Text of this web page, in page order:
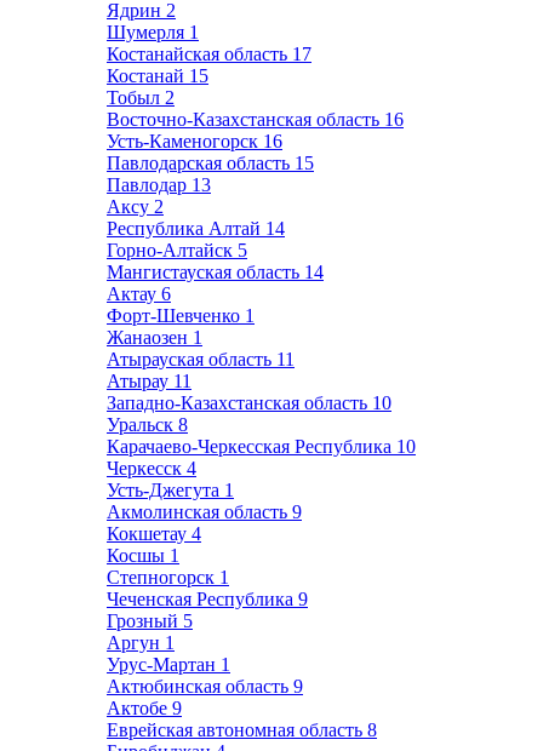
Ядрин 2
Шумерля 1
Костанайская область 17
Костанай 15
Тобыл 2
Восточно-Казахстанская область 16
Усть-Каменогорск 16
Павлодарская область 15
Павлодар 13
Аксу 2
Республика Алтай 14
Горно-Алтайск 5
Мангистауская область 14
Актау 6
Форт-Шевченко 1
Жанаозен 1
Атырауская область 11
Атырау 11
Западно-Казахстанская область 10
Уральск 8
Карачаево-Черкесская Республика 10
Черкесск 4
Усть-Джегута 1
Акмолинская область 9
Кокшетау 4
Косшы 1
Степногорск 1
Чеченская Республика 9
Грозный 5
Аргун 1
Урус-Мартан 1
Актюбинская область 9
Актобе 9
Еврейская автономная область 8